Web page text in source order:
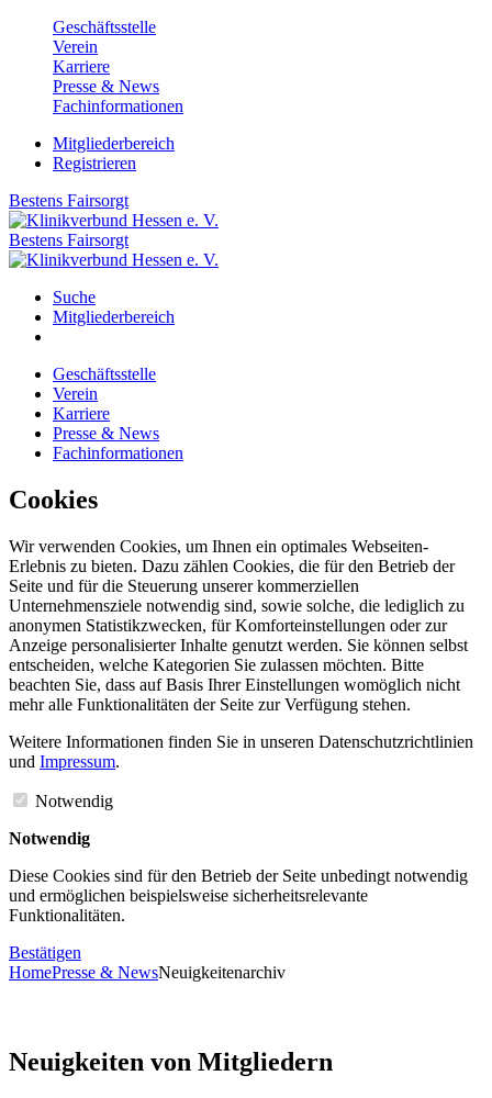
Geschäftsstelle
Verein
Karriere
Presse & News
Fachinformationen
Mitgliederbereich
Registrieren
Bestens Fairsorgt
Bestens Fairsorgt
Suche
Mitgliederbereich
Geschäftsstelle
Verein
Karriere
Presse & News
Fachinformationen
Cookies
Wir verwenden Cookies, um Ihnen ein optimales Webseiten-
Erlebnis zu bieten. Dazu zählen Cookies, die für den Betrieb der
Seite und für die Steuerung unserer kommerziellen
Unternehmensziele notwendig sind, sowie solche, die lediglich zu
anonymen Statistikzwecken, für Komforteinstellungen oder zur
Anzeige personalisierter Inhalte genutzt werden. Sie können selbst
entscheiden, welche Kategorien Sie zulassen möchten. Bitte
beachten Sie, dass auf Basis Ihrer Einstellungen womöglich nicht
mehr alle Funktionalitäten der Seite zur Verfügung stehen.
Weitere Informationen finden Sie in unseren Datenschutzrichtlinien
und Impressum.
Notwendig
Notwendig
Diese Cookies sind für den Betrieb der Seite unbedingt notwendig
und ermöglichen beispielsweise sicherheitsrelevante
Funktionalitäten.
Bestätigen
HomePresse & NewsNeuigkeitenarchiv
Neuigkeiten von Mitgliedern